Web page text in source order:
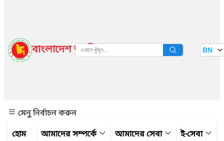
বাংলাদেশ জাতীয় তথ্য বাতায়ন BN
মেনু নির্বাচন করুন
আমাদের সম্পর্কে
আমাদের সেবা ই-সেবা